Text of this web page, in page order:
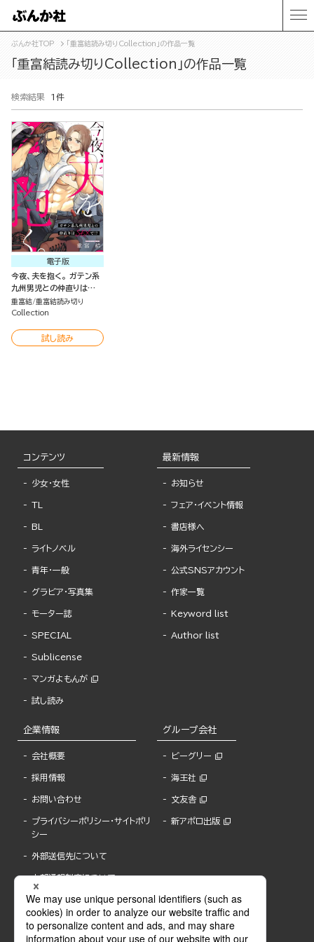
ぶんか社TOP 「重富結読み切りCollection」の作品一覧
「重富結読み切りCollection」の作品一覧
検索結果 1件
電子版
今夜、夫を抱く。 ガテン系
九州男児との仲直りは
SEXで!?（単話版）
重富結 重富結読み切り
Collection
試し読み
コンテンツ
少女・女性
TL
BL
ライトノベル
青年・一般
グラビア・写真集
モーター誌
SPECIAL
Sublicense
マンガよもんが
試し読み
最新情報
お知らせ
フェア・イベント情報
書店様へ
海外ライセンシー
公式SNSアカウント
作家一覧
Keyword list
Author list
企業情報
会社概要
採用情報
お問い合わせ
プライバシーポリシー・サイトポリ
シー
外部送信先について
内部通報制度について
グループ会社
ビーグリー
海王社
文友舎
新アポロ出版